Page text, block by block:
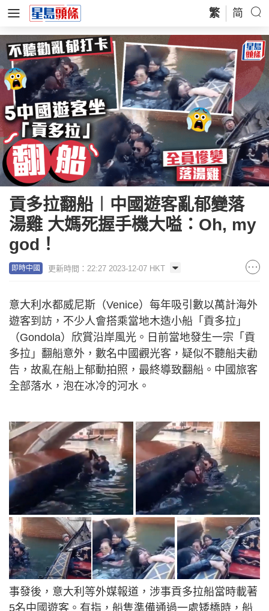
繁 简
貢多拉翻船︱中國遊客亂郁變落
湯雞 大媽死握手機大嗌：Oh, my
god！
即時中國 更新時間：22:27 2023-12-07 HKT
意大利水都威尼斯（Venice）每年吸引數以萬計海外
遊客到訪，不少人會搭乘當地木造小船「貢多拉」
（Gondola）欣賞沿岸風光。日前當地發生一宗「貢
多拉」翻船意外，數名中國觀光客，疑似不聽船夫勸
告，故亂在船上郁動拍照，最終導致翻船。中國旅客
全部落水，泡在冰冷的河水。
事發後，意大利等外媒報道，涉事貢多拉船當時載著
5名中國遊客。有指，船隻準備通過一處矮橋時，船